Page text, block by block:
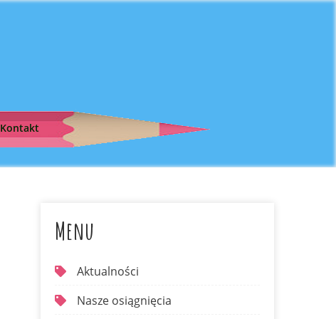
Kontakt
Menu
Aktualności
Nasze osiągnięcia